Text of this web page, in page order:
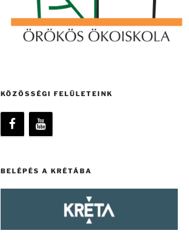
KÖZÖSSÉGI FELÜLETEINK
BELÉPÉS A KRÉTÁBA